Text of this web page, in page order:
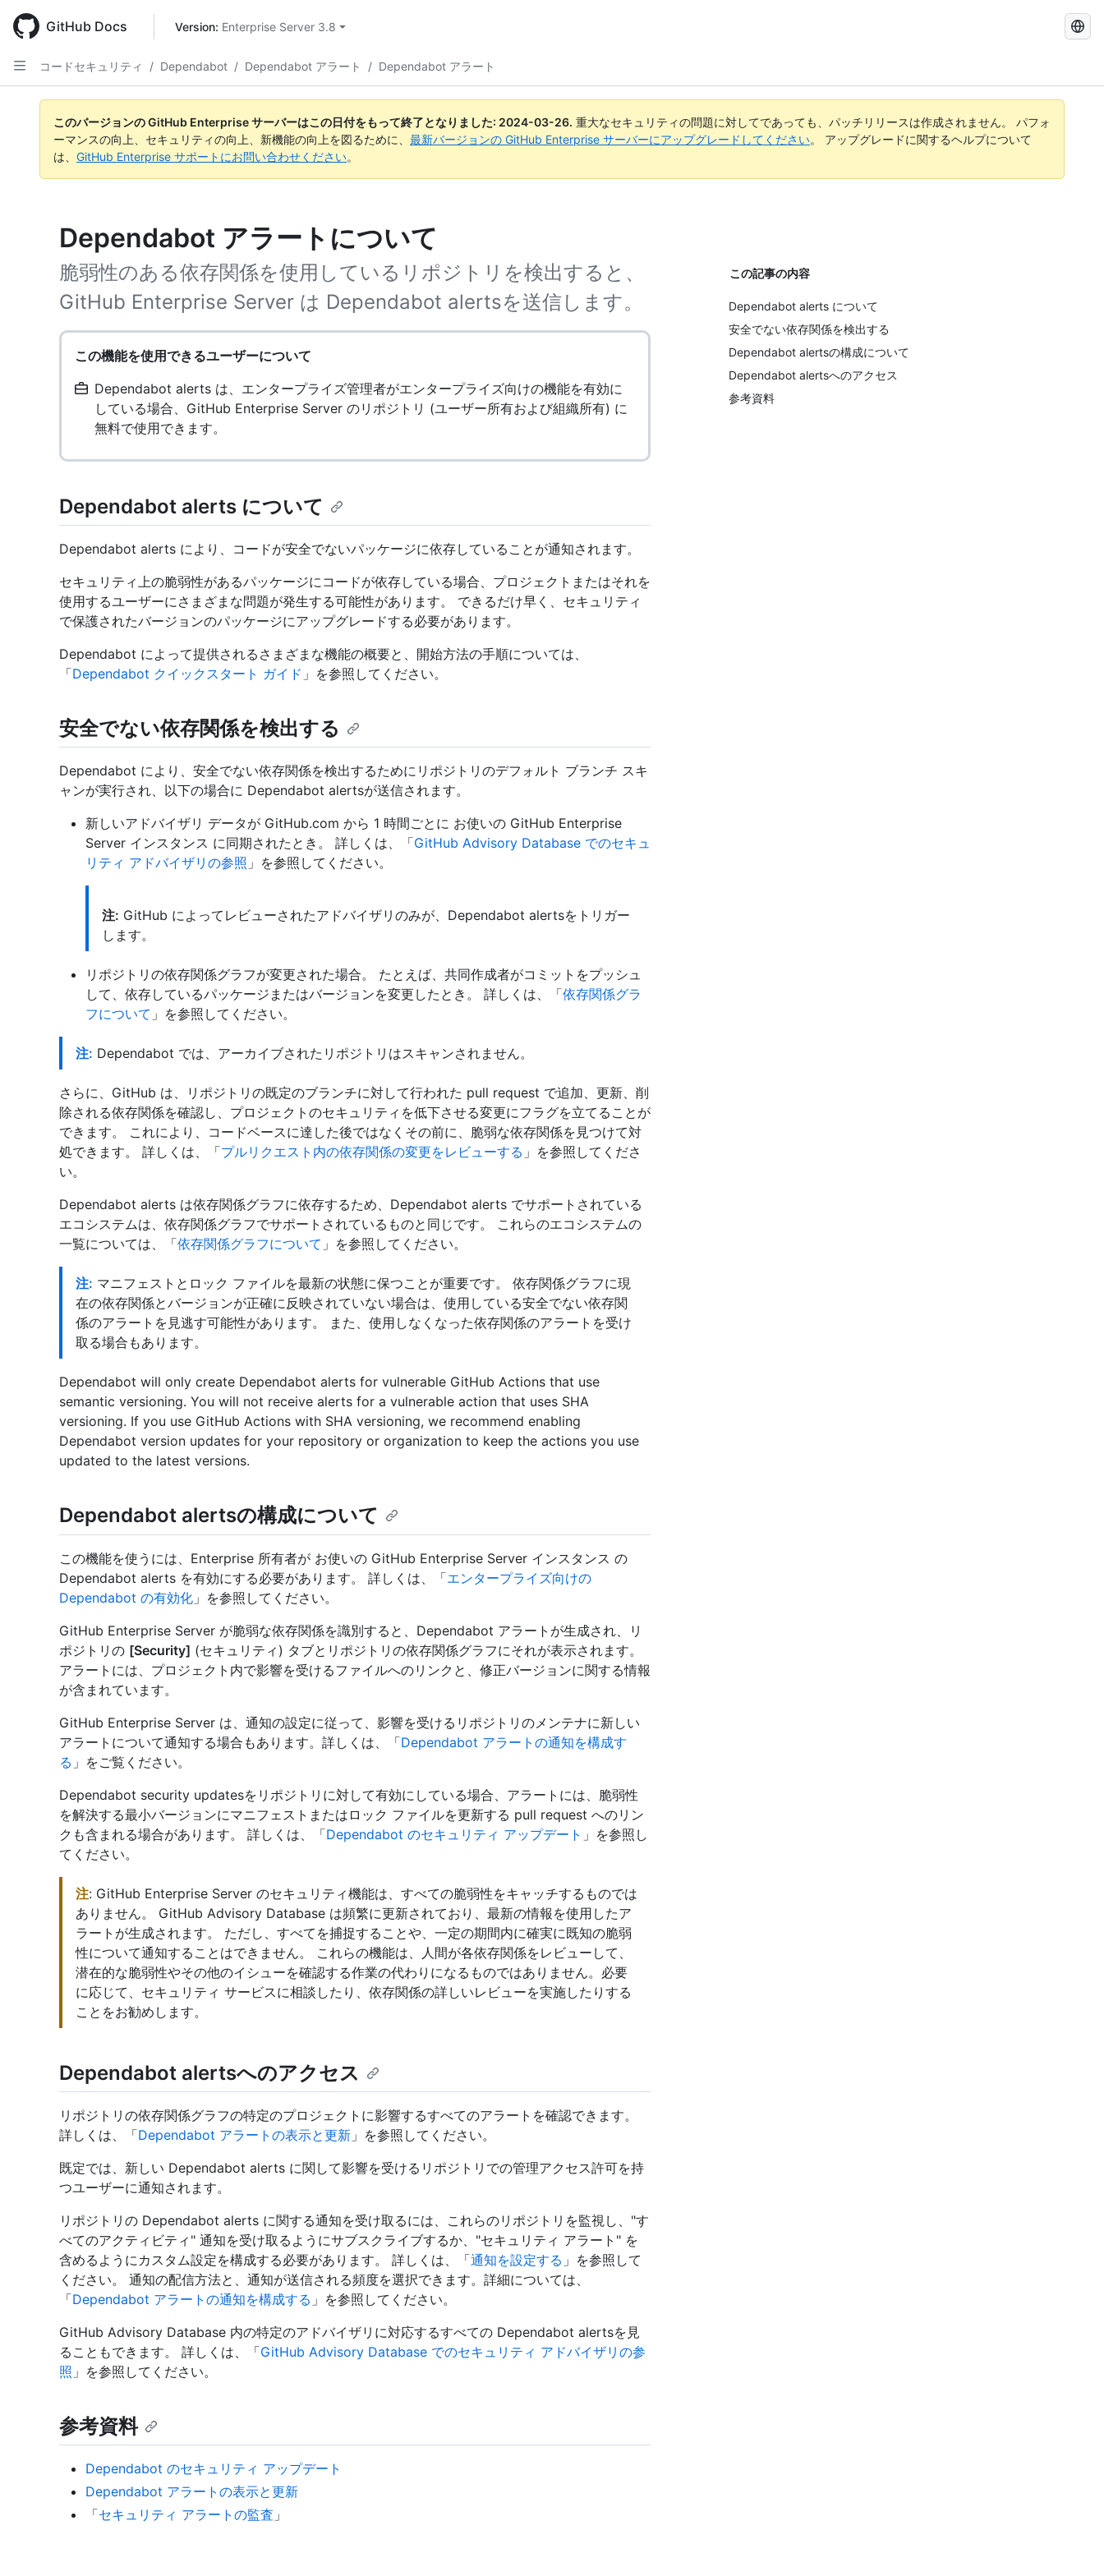
main
content
GitHub Docs Version: Enterprise Server 3.8
GitHub
検
索
コードセキュリティ / Dependabot / Dependabot アラート / Dependabot アラート
このバージョンの GitHub Enterprise サーバーはこの日付をもって終了となりました: 2024-03-26. 重大なセキュリティの問題に対してであっても、パッチリリースは作成されません。 パフォ
ーマンスの向上、セキュリティの向上、新機能の向上を図るために、 最新バージョンの GitHub Enterprise サーバーにアップグレードしてください。 アップグレードに関するヘルプについて
は、 GitHub Enterprise サポートにお問い合わせください。
Dependabot アラートについて
脆弱性のある依存関係を使用しているリポジトリを検出すると、
GitHub Enterprise Server は Dependabot alertsを送信します。
この機能を使用できるユーザーについて
Dependabot alerts は、エンタープライズ管理者がエンタープライズ向けの機能を有効に
している場合、GitHub Enterprise Server のリポジトリ (ユーザー所有および組織所有) に
無料で使用できます。
この記事の内容
Dependabot alerts について
安全でない依存関係を検出する
Dependabot alertsの構成について
Dependabot alertsへのアクセス
参考資料
Dependabot alerts について
Dependabot alerts により、コードが安全でないパッケージに依存していることが通知されます。
セキュリティ上の脆弱性があるパッケージにコードが依存している場合、プロジェクトまたはそれを
使用するユーザーにさまざまな問題が発生する可能性があります。 できるだけ早く、セキュリティ
で保護されたバージョンのパッケージにアップグレードする必要があります。
Dependabot によって提供されるさまざまな機能の概要と、開始方法の手順については、
「Dependabot クイックスタート ガイド 」を参照してください。
安全でない依存関係を検出する
Dependabot により、安全でない依存関係を検出するためにリポジトリのデフォルト ブランチ スキ
ャンが実行され、以下の場合に Dependabot alertsが送信されます。
新しいアドバイザリ データが GitHub.com から 1 時間ごとに お使いの GitHub Enterprise
Server インスタンス に同期されたとき。 詳しくは、「GitHub Advisory Database でのセキュ
リティ アドバイザリの参照 」を参照してください。
注: GitHub によってレビューされたアドバイザリのみが、Dependabot alertsをトリガー
します。
リポジトリの依存関係グラフが変更された場合。 たとえば、共同作成者がコミットをプッシュ
して、依存しているパッケージまたはバージョンを変更したとき。 詳しくは、「依存関係グラ
フについて 」を参照してください。
注: Dependabot では、アーカイブされたリポジトリはスキャンされません。
さらに、GitHub は、リポジトリの既定のブランチに対して行われた pull request で追加、更新、削
除される依存関係を確認し、プロジェクトのセキュリティを低下させる変更にフラグを立てることが
できます。 これにより、コードベースに達した後ではなくその前に、脆弱な依存関係を見つけて対
処できます。 詳しくは、「プルリクエスト内の依存関係の変更をレビューする 」を参照してくださ
い。
Dependabot alerts は依存関係グラフに依存するため、Dependabot alerts でサポートされている
エコシステムは、依存関係グラフでサポートされているものと同じです。 これらのエコシステムの
一覧については、「依存関係グラフについて 」を参照してください。
注: マニフェストとロック ファイルを最新の状態に保つことが重要です。 依存関係グラフに現
在の依存関係とバージョンが正確に反映されていない場合は、使用している安全でない依存関
係のアラートを見逃す可能性があります。 また、使用しなくなった依存関係のアラートを受け
取る場合もあります。
Dependabot will only create Dependabot alerts for vulnerable GitHub Actions that use
semantic versioning. You will not receive alerts for a vulnerable action that uses SHA
versioning. If you use GitHub Actions with SHA versioning, we recommend enabling
Dependabot version updates for your repository or organization to keep the actions you use
updated to the latest versions.
Dependabot alertsの構成について
この機能を使うには、Enterprise 所有者が お使いの GitHub Enterprise Server インスタンス の
Dependabot alerts を有効にする必要があります。 詳しくは、「エンタープライズ向けの
Dependabot の有効化 」を参照してください。
GitHub Enterprise Server が脆弱な依存関係を識別すると、Dependabot アラートが生成され、リ
ポジトリの [Security] (セキュリティ) タブとリポジトリの依存関係グラフにそれが表示されます。
アラートには、プロジェクト内で影響を受けるファイルへのリンクと、修正バージョンに関する情報
が含まれています。
GitHub Enterprise Server は、通知の設定に従って、影響を受けるリポジトリのメンテナに新しい
アラートについて通知する場合もあります。詳しくは、「Dependabot アラートの通知を構成す
る 」をご覧ください。
Dependabot security updatesをリポジトリに対して有効にしている場合、アラートには、脆弱性
を解決する最小バージョンにマニフェストまたはロック ファイルを更新する pull request へのリン
クも含まれる場合があります。 詳しくは、「Dependabot のセキュリティ アップデート 」を参照し
てください。
注: GitHub Enterprise Server のセキュリティ機能は、すべての脆弱性をキャッチするものでは
ありません。 GitHub Advisory Database は頻繁に更新されており、最新の情報を使用したア
ラートが生成されます。 ただし、すべてを捕捉することや、一定の期間内に確実に既知の脆弱
性について通知することはできません。 これらの機能は、人間が各依存関係をレビューして、
潜在的な脆弱性やその他のイシューを確認する作業の代わりになるものではありません。必要
に応じて、セキュリティ サービスに相談したり、依存関係の詳しいレビューを実施したりする
ことをお勧めします。
Dependabot alertsへのアクセス
リポジトリの依存関係グラフの特定のプロジェクトに影響するすべてのアラートを確認できます。
詳しくは、「Dependabot アラートの表示と更新 」を参照してください。
既定では、新しい Dependabot alerts に関して影響を受けるリポジトリでの管理アクセス許可を持
つユーザーに通知されます。
リポジトリの Dependabot alerts に関する通知を受け取るには、これらのリポジトリを監視し、"す
べてのアクティビティ" 通知を受け取るようにサブスクライブするか、"セキュリティ アラート" を
含めるようにカスタム設定を構成する必要があります。 詳しくは、「通知を設定する 」を参照して
ください。 通知の配信方法と、通知が送信される頻度を選択できます。詳細については、
「Dependabot アラートの通知を構成する 」を参照してください。
GitHub Advisory Database 内の特定のアドバイザリに対応するすべての Dependabot alertsを見
ることもできます。 詳しくは、「GitHub Advisory Database でのセキュリティ アドバイザリの参
照 」を参照してください。
参考資料
Dependabot のセキュリティ アップデート
Dependabot アラートの表示と更新
「セキュリティ アラートの監査 」